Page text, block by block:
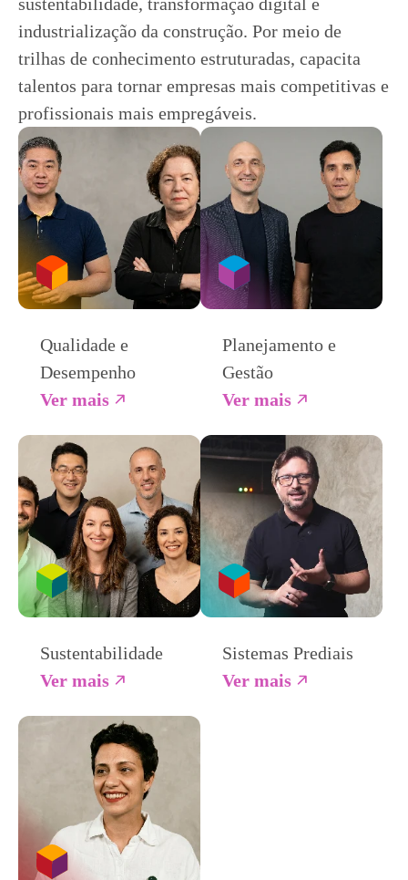
industrialização da construção. Por meio de
trilhas de conhecimento estruturadas, capacita
talentos para tornar empresas mais competitivas e
profissionais mais empregáveis.
Qualidade e
Desempenho
Ver mais
Planejamento e
Gestão
Ver mais
Sustentabilidade
Ver mais
Sistemas Prediais
Ver mais